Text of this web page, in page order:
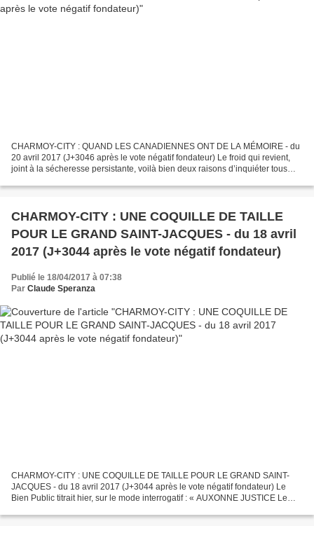
CHARMOY-CITY : QUAND LES CANADIENNES ONT DE LA MÉMOIRE - du
20 avril 2017 (J+3046 après le vote négatif fondateur) Le froid qui revient,
joint à la sécheresse persistante, voilà bien deux raisons d’inquiéter tous
CHARMOY-CITY : UNE COQUILLE DE TAILLE
POUR LE GRAND SAINT-JACQUES - du 18 avril
2017 (J+3044 après le vote négatif fondateur)
Publié le 18/04/2017 à 07:38
Par Claude Speranza
CHARMOY-CITY : UNE COQUILLE DE TAILLE POUR LE GRAND SAINT-
JACQUES - du 18 avril 2017 (J+3044 après le vote négatif fondateur) Le
Bien Public titrait hier, sur le mode interrogatif : « AUXONNE JUSTICE Le